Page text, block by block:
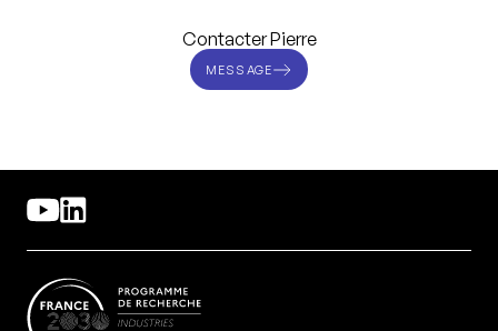
Contacter Pierre
MESSAGE